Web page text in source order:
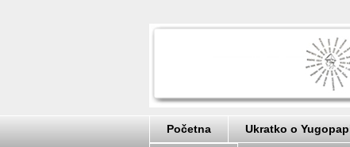
Početna Ukratko o